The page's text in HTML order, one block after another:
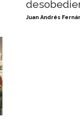
Juan Andrés